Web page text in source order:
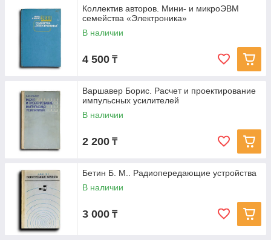
Коллектив авторов. Мини- и микроЭВМ
семейства «Электроника»
В наличии
4 500 ₸
Варшавер Борис. Расчет и проектирование
импульсных усилителей
В наличии
2 200 ₸
Бетин Б. М.. Радиопередающие устройства
В наличии
3 000 ₸